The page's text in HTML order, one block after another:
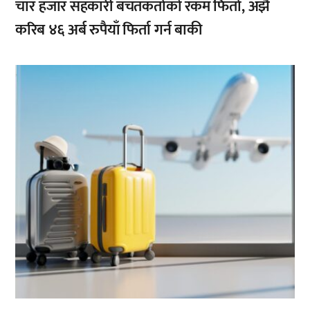
चार हजार सहकारी बचतकर्ताको रकम फिर्ता, अझै
करिब ४६ अर्ब रुपैयाँ फिर्ता गर्न बाकी
,